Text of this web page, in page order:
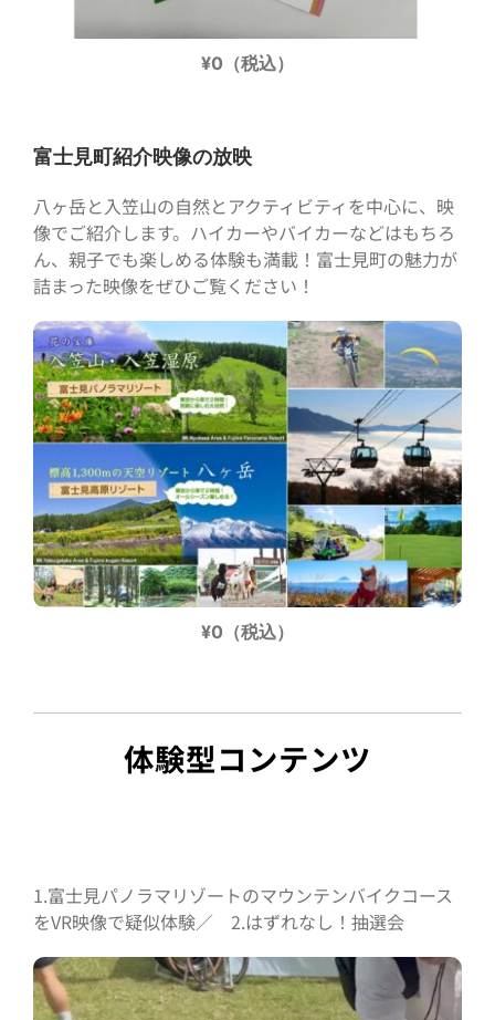
¥0（税込）
富士見町紹介映像の放映
八ヶ岳と入笠山の自然とアクティビティを中心に、映
像でご紹介します。ハイカーやバイカーなどはもちろ
ん、親子でも楽しめる体験も満載！富士見町の魅力が
詰まった映像をぜひご覧ください！
¥0（税込）
体験型コンテンツ
1.富士見パノラマリゾートのマウンテンバイクコース
をVR映像で疑似体験／ 2.はずれなし！抽選会